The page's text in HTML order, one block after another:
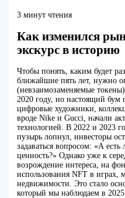
3 минут чтения
Как изменился
экскурс в историю
Чтобы понять, каким будет
ближайшие пять лет, нужно
(невзаимозаменяемые
2020 году, но настоящий бум
цифровые художники,
вроде Nike и Gucci, начали
технологией. В 2022 и 2023
пузырь лопнул, инвесторы
задаваться вопросом: «А есть
ценность?» Однако уже к
возрождение интереса, на
использования NFT в играх,
недвижимости. Это стало
который мы наблюдаем в 2025